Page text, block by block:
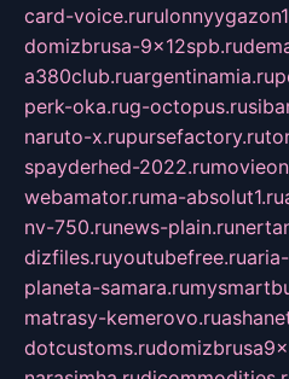
card-voice.ru
domizbrusa-9x12spb.ru
a380club.ruargentinamia.ru
perk-oka.rug-octopus.ru
naruto-x.rupursefactory.ru
spayderhed-2022.ru
webamator.ruma-absolut1.ru
nv-750.runews-plain.ru
dizfiles.ruyoutubefree.ru
planeta-samara.ru
matrasy-kemerovo.ru
dotcustoms.ru